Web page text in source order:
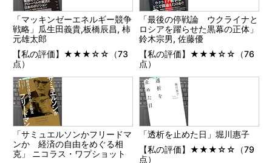
「マッキンゼーエネルギー競争
戦略」瓜生田義貴,板橋辰昌, 柿
元雄太郎
【私の評価】★★★☆☆（73
点）
「最後の停戦論 ウクライナと
ロシアを躍らせた黒幕の正体」
鈴木宗男, 佐藤優
【私の評価】★★★☆☆（76
点）
「サミュエルソンかフリードマ
ンか 経済の自由をめぐる相
克」 ニコラス・ワプショット
「透析を止めた日」堀川惠子
【私の評価】★★★☆☆（79
点）